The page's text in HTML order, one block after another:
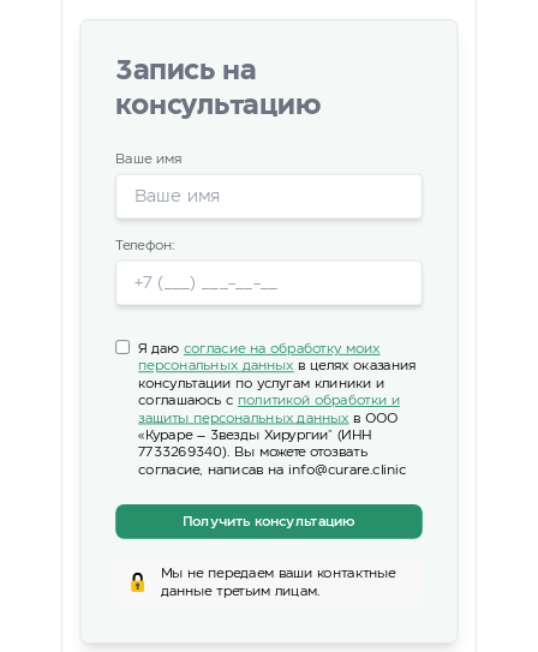
Запись на
консультацию
Ваше имя
Телефон:
Я даю согласие на обработку моих
персональных данных в целях оказания
консультации по услугам клиники и
соглашаюсь с политикой обработки и
защиты персональных данных в ООО
«Кураре – Звезды Хирургии" (ИНН
7733269340). Вы можете отозвать
согласие, написав на info@curare.clinic
Получить консультацию
Мы не передаем ваши контактные
данные третьим лицам.